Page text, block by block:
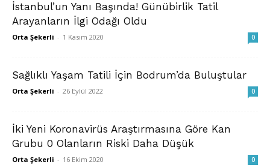
İstanbul’un Yanı Başında! Günübirlik Tatil
Arayanların İlgi Odağı Oldu
Orta Şekerli - 1 Kasım 2020 0
Sağlıklı Yaşam Tatili İçin Bodrum’da Buluştular
Orta Şekerli - 26 Eylül 2022 0
İki Yeni Koronavirüs Araştırmasına Göre Kan
Grubu 0 Olanların Riski Daha Düşük
Orta Şekerli - 16 Ekim 2020 0